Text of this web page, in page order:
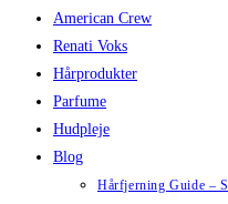
American Crew
Renati Voks
Hårprodukter
Parfume
Hudpleje
Blog
Hårfjerning Guide –